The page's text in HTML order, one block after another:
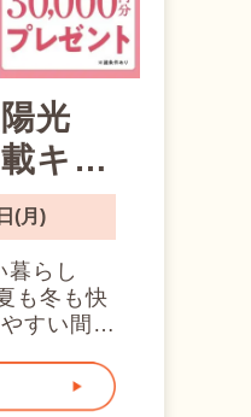
光
キャ
(月)
ど、今の
ず